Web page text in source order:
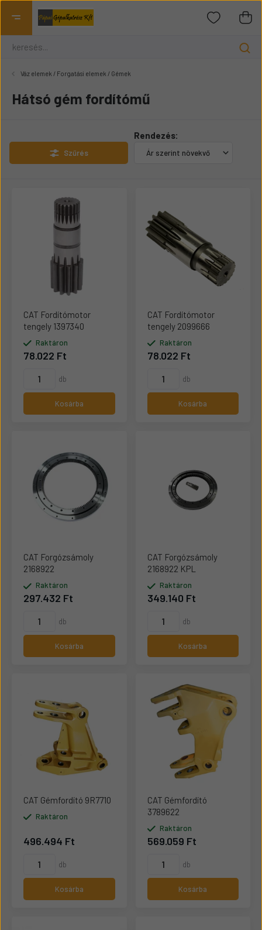
Váz elemek / Forgatási elemek / Gémek
Hátsó gém fordítómű
Szűrés
Rendezés:
CAT Fordítómotor
tengely 1397340
Raktáron
78.022 Ft
db
Kosárba
CAT Fordítómotor
tengely 2099666
Raktáron
78.022 Ft
db
Kosárba
CAT Forgózsámoly
2168922
Raktáron
297.432 Ft
db
Kosárba
CAT Forgózsámoly
2168922 KPL
Raktáron
349.140 Ft
db
Kosárba
CAT Gémfordító 9R7710
Raktáron
496.494 Ft
db
Kosárba
CAT Gémfordító
3789622
Raktáron
569.059 Ft
db
Kosárba